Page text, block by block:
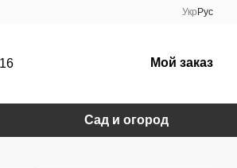
Укр Рус
Мой заказ
Сад и огород